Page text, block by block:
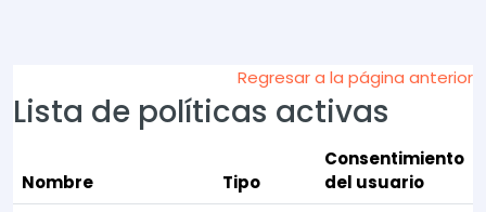
Regresar a la página anterior
Lista de políticas activas
Nombre Tipo
Consentimiento
del usuario